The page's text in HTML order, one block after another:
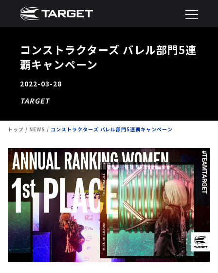
コンストラクターズ バレル部門5連
覇キャンペーン
2022-03-28
TARGET
トップ NEWS コンストラクターズ バレル部門5連覇キャンペーン